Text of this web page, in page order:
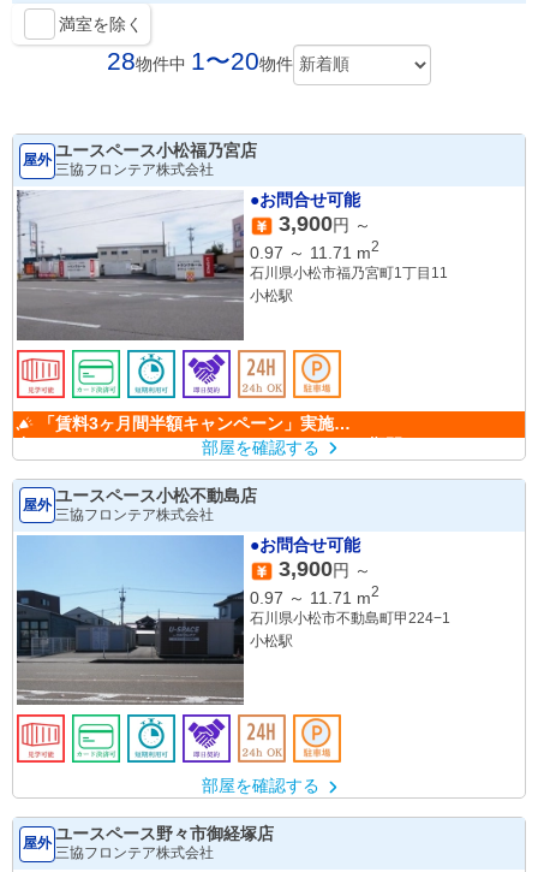
満室を除く
28物件中 1〜20物件
屋外 ユースペース小松福乃宮店
三協フロンテア株式会社
●お問合せ可能
3,900円 ～
0.97 ～ 11.71 m2
石川県小松市福乃宮町1丁目11
小松駅
中！ （キャンペーン期間：6/1～9/30）
部屋を確認する
屋外 ユースペース小松不動島店
三協フロンテア株式会社
●お問合せ可能
3,900円 ～
0.97 ～ 11.71 m2
石川県小松市不動島町甲224−1
小松駅
部屋を確認する
屋外 ユースペース野々市御経塚店
三協フロンテア株式会社